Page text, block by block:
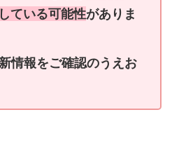
ている可能性がありま
情報をご確認のうえお